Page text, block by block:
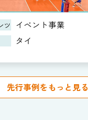
ツ イベント事業
タイ
先行事例をもっと見る